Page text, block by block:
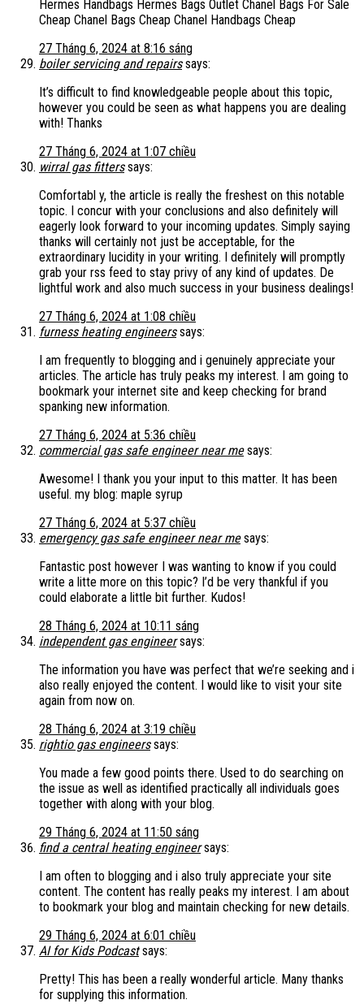
Hermes Handbags Hermes Bags Outlet Chanel Bags For Sale
Cheap Chanel Bags Cheap Chanel Handbags Cheap
27 Tháng 6, 2024 at 8:16 sáng
boiler servicing and repairs says:
It’s difficult to find knowledgeable people about this topic,
however you could be seen as what happens you are dealing
with! Thanks
27 Tháng 6, 2024 at 1:07 chiều
wirral gas fitters says:
Comfortabl y, the article is really the freshest on this notable
topic. I concur with your conclusions and also definitely will
eagerly look forward to your incoming updates. Simply saying
thanks will certainly not just be acceptable, for the
extraordinary lucidity in your writing. I definitely will promptly
grab your rss feed to stay privy of any kind of updates. De
lightful work and also much success in your business dealings!
27 Tháng 6, 2024 at 1:08 chiều
furness heating engineers says:
I am frequently to blogging and i genuinely appreciate your
articles. The article has truly peaks my interest. I am going to
bookmark your internet site and keep checking for brand
spanking new information.
27 Tháng 6, 2024 at 5:36 chiều
commercial gas safe engineer near me says:
Awesome! I thank you your input to this matter. It has been
useful. my blog: maple syrup
27 Tháng 6, 2024 at 5:37 chiều
emergency gas safe engineer near me says:
Fantastic post however I was wanting to know if you could
write a litte more on this topic? I’d be very thankful if you
could elaborate a little bit further. Kudos!
28 Tháng 6, 2024 at 10:11 sáng
independent gas engineer says:
The information you have was perfect that we’re seeking and i
also really enjoyed the content. I would like to visit your site
again from now on.
28 Tháng 6, 2024 at 3:19 chiều
rightio gas engineers says:
You made a few good points there. Used to do searching on
the issue as well as identified practically all individuals goes
together with along with your blog.
29 Tháng 6, 2024 at 11:50 sáng
find a central heating engineer says:
I am often to blogging and i also truly appreciate your site
content. The content has really peaks my interest. I am about
to bookmark your blog and maintain checking for new details.
29 Tháng 6, 2024 at 6:01 chiều
AI for Kids Podcast says:
Pretty! This has been a really wonderful article. Many thanks
for supplying this information.